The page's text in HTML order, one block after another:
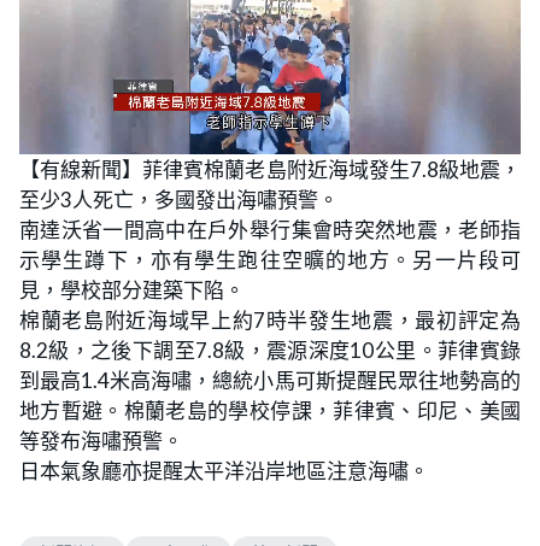
n
m
u
t
e
L
o
a
d
e
d
:
5
0
.
8
5
%
【有線新聞】菲律賓棉蘭老島附近海域發生7.8級地震，
至少3人死亡，多國發出海嘯預警。
南達沃省一間高中在戶外舉行集會時突然地震，老師指
示學生蹲下，亦有學生跑往空曠的地方。另一片段可
見，學校部分建築下陷。
棉蘭老島附近海域早上約7時半發生地震，最初評定為
8.2級，之後下調至7.8級，震源深度10公里。菲律賓錄
到最高1.4米高海嘯，總統小馬可斯提醒民眾往地勢高的
地方暫避。棉蘭老島的學校停課，菲律賓、印尼、美國
等發布海嘯預警。
日本氣象廳亦提醒太平洋沿岸地區注意海嘯。